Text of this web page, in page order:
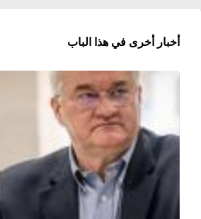
أخبار أخرى في هذا الباب